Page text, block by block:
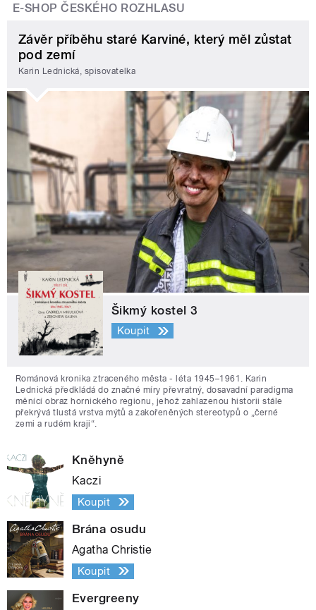
E-SHOP ČESKÉHO ROZHLASU
Závěr příběhu staré Karviné, který měl zůstat
pod zemí
Karin Lednická, spisovatelka
Šikmý kostel 3
Koupit
Románová kronika ztraceného města - léta 1945–1961. Karin
Lednická předkládá do značné míry převratný, dosavadní paradigma
měnící obraz hornického regionu, jehož zahlazenou historii stále
překrývá tlustá vrstva mýtů a zakořeněných stereotypů o „černé
zemi a rudém kraji“.
Kněhyně
Kaczi
Koupit
Brána osudu
Agatha Christie
Koupit
Evergreeny